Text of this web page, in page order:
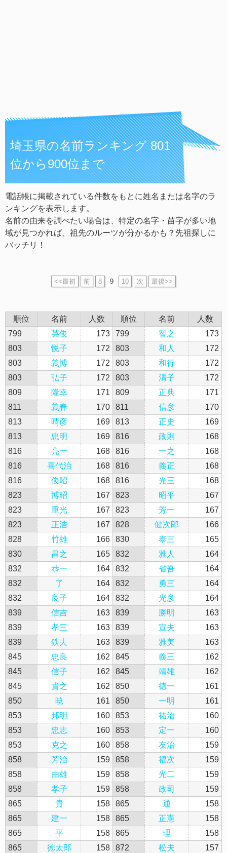
埼玉県の名前ランキング 801
位から900位まで
電話帳に掲載されている件数をもとに姓名または名字のラ
ンキングを表示します。
名前の由来を調べたい場合は、特定の名字・苗字が多い地
域が見つかれば、祖先のルーツが分かるかも？先祖探しに
バッチリ！
<<最初 前 8 9 10 次 最後>>
順位 名前 人数 順位 名前
人数
799
英俊 173 799 智之
173
803
悦子 172 803 和人
172
803
義博 172 803 和行
172
803
弘子 172 803 清子
172
809
隆幸 171 809 正典
171
811
義春 170 811 信彦
170
813
晴彦 169 813 正史
169
813
忠明 169 816 政則
168
816
亮一 168 816 一之
168
816
喜代治 168 816 義正
168
816
俊昭 168 816 光三
168
823
博昭 167 823 昭平
167
823
重光 167 823 芳一
167
823
正浩 167 828 健次郎
166
828
竹雄 166 830 泰三
165
830
昌之 165 832 雅人
164
832
恭一 164 832 省吾
164
832
了 164 832 勇三
164
832
良子 164 832 光彦
164
839
信吉 163 839 勝明
163
839
孝三 163 839 宣夫
163
839
鉄夫 163 839 雅美
163
845
忠良 162 845 義三
162
845
信子 162 845 靖雄
162
845
貴之 162 850 徳一
161
850
暁 161 850 一明
161
853
邦明 160 853 祐治
160
853
忠志 160 853 定一
160
853
克之 160 858 友治
159
858
芳治 159 858 福次
159
858
由雄 159 858 光二
159
858
孝子 159 858 政司
159
865
貴 158 865 通
158
865
建一 158 865 正憲
158
865
平 158 865 理
158
865
徳太郎 158 872 松夫 157